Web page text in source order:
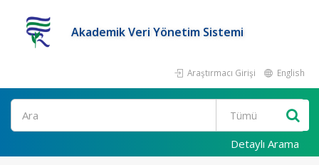
Akademik Veri Yönetim Sistemi
Araştırmacı Girişi English
Ara
Detaylı Arama